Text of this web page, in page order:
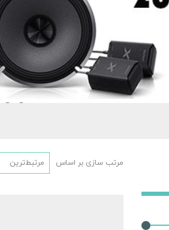
مرتب سازی بر اساس مرتبط‌ترین